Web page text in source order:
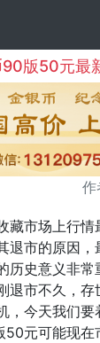
版50元最
作
市场上行情
退市的原因
历史意义非
退市不久，存
，今天我们要
元可能现在